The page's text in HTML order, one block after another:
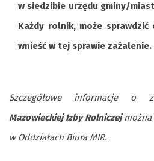
w siedzibie urzędu gminy/
Każdy rolnik, może
wnieść w tej sprawie zażalenie.
Szczegółowe informacje o
Mazowieckiej Izby Rolniczejmożna
w Oddziałach Biura MIR.